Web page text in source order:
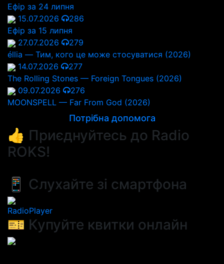
Ефір за 24 липня
15.07.2026
286
Ефір за 15 липня
27.07.2026
279
éllia — Тим, кого це може стосуватися (2026)
14.07.2026
277
The Rolling Stones — Foreign Tongues (2026)
09.07.2026
276
MOONSPELL — Far From God (2026)
Потрібна допомога
👍 Приєднуйтесь до Radio
ROKS!
📱 Слухайте зі смартфона
RadioPlayer
🎫 Купуйте квитки онлайн